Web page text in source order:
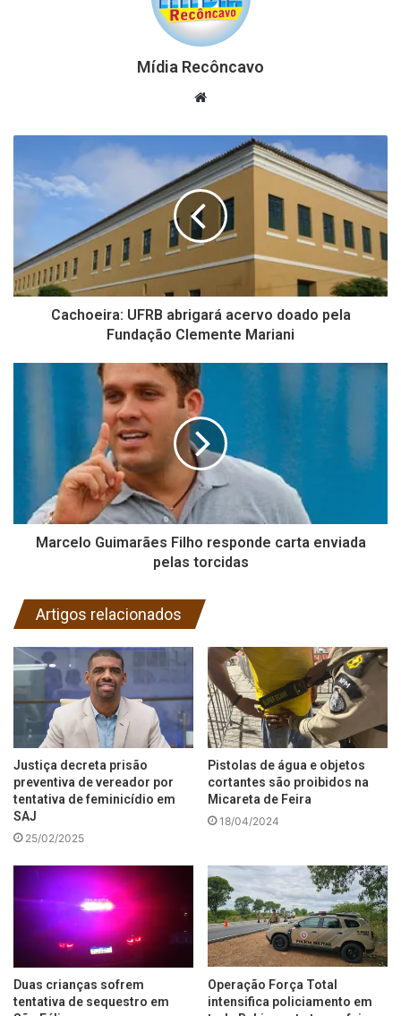
Mídia Recôncavo
Website
Cachoeira: UFRB abrigará acervo doado pela
Marcelo Guimarães Filho responde carta enviada
pelas torcidas
Artigos relacionados
Justiça decreta prisão
preventiva de vereador por
tentativa de feminicídio em
SAJ
25/02/2025
Pistolas de água e objetos
cortantes são proibidos na
Micareta de Feira
18/04/2024
Duas crianças sofrem
tentativa de sequestro em
Operação Força Total
intensifica policiamento em